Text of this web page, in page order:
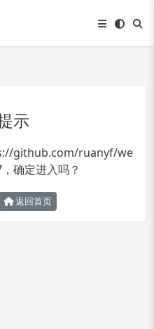
示
github.com/ruanyf/we
，确定进入吗？
返回首页